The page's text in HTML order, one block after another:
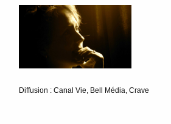
Diffusion : Canal Vie, Bell Média, Crave